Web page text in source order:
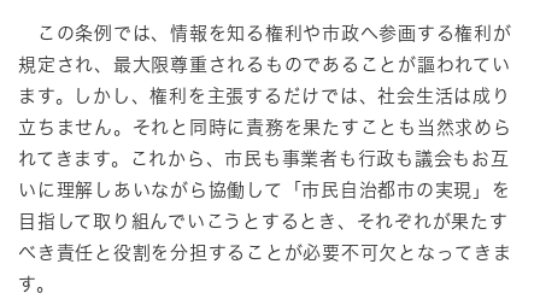
この条例では、情報を知る権利や市政へ参画する権利が
規定され、最大限尊重されるものであることが謳われてい
ます。しかし、権利を主張するだけでは、社会生活は成り
立ちません。それと同時に責務を果たすことも当然求めら
れてきます。これから、市民も事業者も行政も議会もお互
いに理解しあいながら協働して「市民自治都市の実現」を
目指して取り組んでいこうとするとき、それぞれが果たす
べき責任と役割を分担することが必要不可欠となってきま
す。